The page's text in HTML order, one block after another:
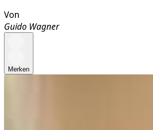
Von
Guido Wagner
Merken